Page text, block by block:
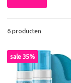
6 producten
sale 35%